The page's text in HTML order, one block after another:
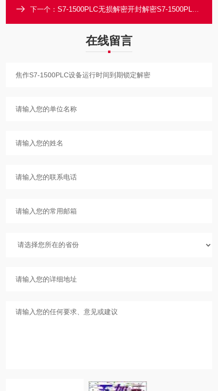
下一个： S7-1500PLC无损解密开封解密S7-1500PLC博图程序密码加密破解
在线留言